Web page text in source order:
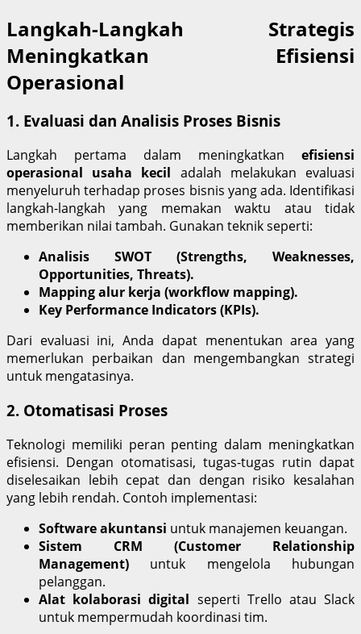
Langkah-Langkah Strategis
Meningkatkan Efisiensi
Operasional
1. Evaluasi dan Analisis Proses Bisnis
Langkah pertama dalam meningkatkan efisiensi
operasional usaha kecil adalah melakukan evaluasi
menyeluruh terhadap proses bisnis yang ada. Identifikasi
langkah-langkah yang memakan waktu atau tidak
memberikan nilai tambah. Gunakan teknik seperti:
Analisis SWOT (Strengths, Weaknesses,
Opportunities, Threats).
Mapping alur kerja (workflow mapping).
Key Performance Indicators (KPIs).
Dari evaluasi ini, Anda dapat menentukan area yang
memerlukan perbaikan dan mengembangkan strategi
untuk mengatasinya.
2. Otomatisasi Proses
Teknologi memiliki peran penting dalam meningkatkan
efisiensi. Dengan otomatisasi, tugas-tugas rutin dapat
diselesaikan lebih cepat dan dengan risiko kesalahan
yang lebih rendah. Contoh implementasi:
Software akuntansi untuk manajemen keuangan.
Sistem CRM (Customer Relationship
Management) untuk mengelola hubungan
pelanggan.
Alat kolaborasi digital seperti Trello atau Slack
untuk mempermudah koordinasi tim.